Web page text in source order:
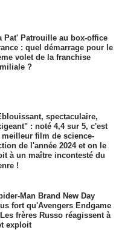
Pat' Patrouille au box-office
: quel démarrage pour le
volet de la franchise
?
spectaculaire,
: noté 4,4 sur 5, c'est
meilleur film de science-
de l'année 2024 et on le
à un maître incontesté du
!
Man Brand New Day
fort qu'Avengers Endgame
frères Russo réagissent à
exploit